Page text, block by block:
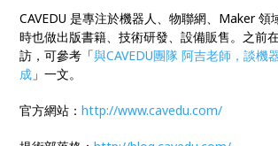
CAVEDU 是專注於機器人、物聯網、Maker 領
時也做出版書籍、技術研發、設備販售。之前
訪，可參考「與CAVEDU團隊 阿吉老師，談機
成 」一文。
官方網站：http://www.cavedu.com/